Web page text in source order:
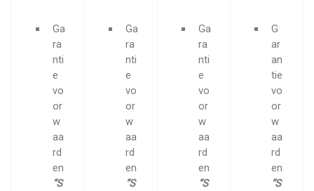
Ga
ra
nti
e
vo
or
w
aa
rd
en
“S
Ga
ra
nti
e
vo
or
w
aa
rd
en
“S
Ga
ra
nti
e
vo
or
w
aa
rd
en
“S
G
ar
an
tie
vo
or
w
aa
rd
en
“S